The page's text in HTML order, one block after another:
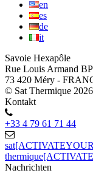
en
es
de
it
Savoie Hexapôle
Rue Louis Armand
73 420 Méry -
© Sat Thermique 2026
Kontakt
+33 4 79 61 71 44
Nachrichten